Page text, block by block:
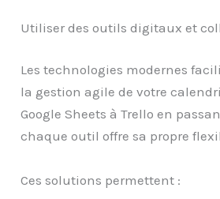
Utiliser des outils digitaux et
Les technologies modernes
la gestion agile de votre
Google Sheets à Trello en
chaque outil offre sa propre
Ces solutions permettent :